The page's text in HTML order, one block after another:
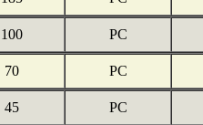
100 PC
70 PC
45 PC